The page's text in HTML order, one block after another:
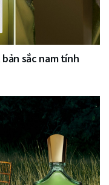
bản sắc nam tính